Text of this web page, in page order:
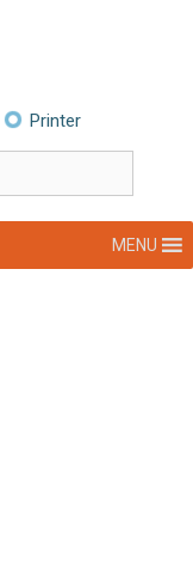
Printer
MENU